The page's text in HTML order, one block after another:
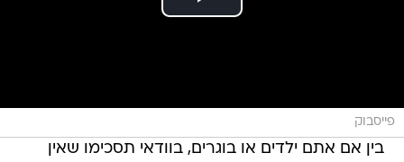
פייסבוק
בין אם אתם ילדים או בוגרים, בוודאי תסכימו שאין